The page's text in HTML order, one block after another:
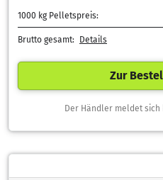
1000 kg Pelletspreis:
Brutto gesamt: Details
Zur
Der Händler meldet